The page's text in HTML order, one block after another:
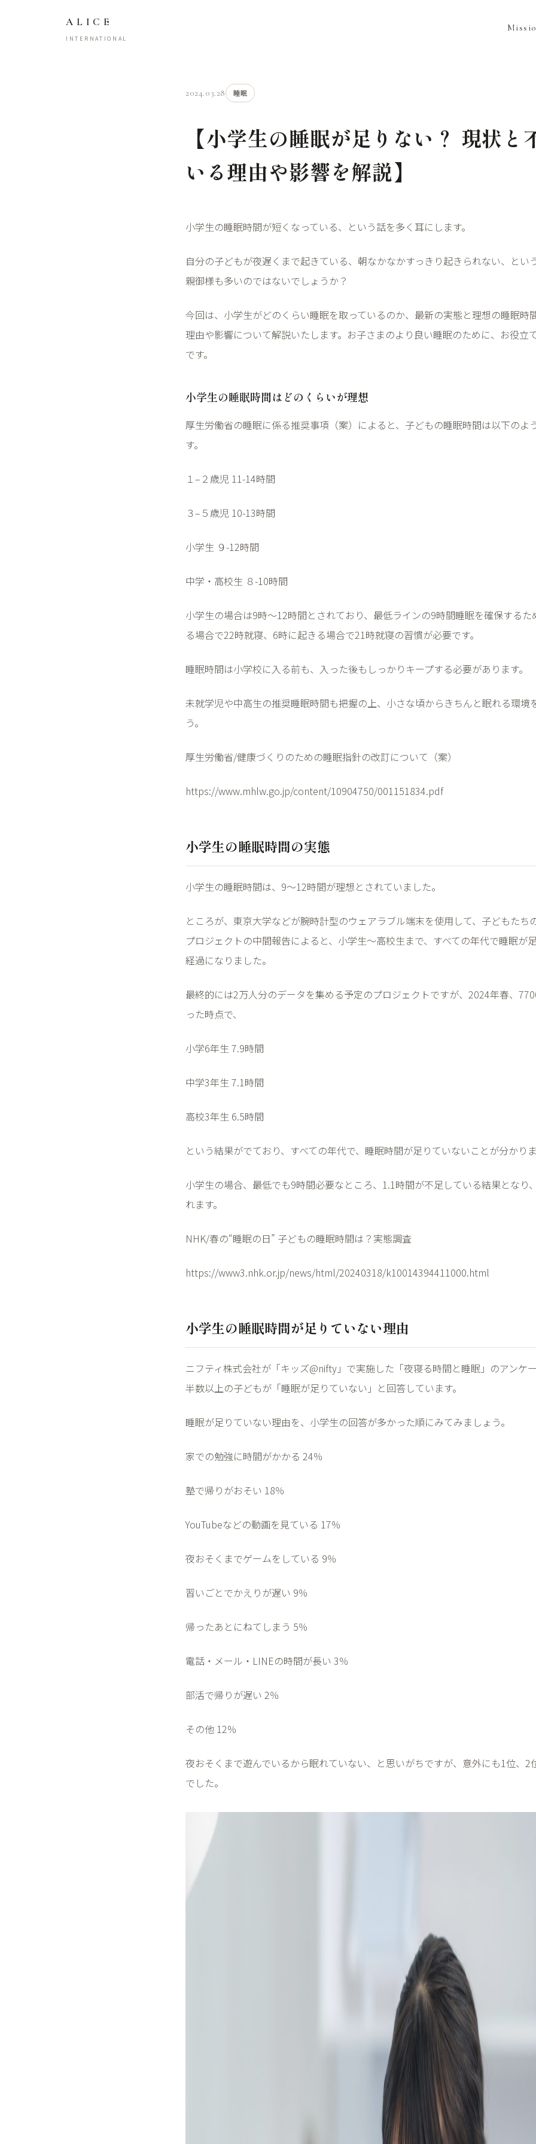
ALICE
INTERNATIONAL
2024.03.28 睡眠
【小学生の睡眠が足りない？ 現状と
いる理由や影響を解説】
小学生の睡眠時間が短くなっている、という話を多く耳にします。
自分の子どもが夜遅くまで起きている、朝なかなかすっきり起きられない、とい
親御様も多いのではないでしょうか？
今回は、小学生がどのくらい睡眠を取っているのか、最新の実態と理想の睡眠時
理由や影響について解説いたします。お子さまのより良い睡眠のために、お役立
です。
小学生の睡眠時間はどのくらいが理想
厚生労働省の睡眠に係る推奨事項（案）によると、子どもの睡眠時間は以下のよ
す。
１– ２歳児 11-14時間
３– ５歳児 10-13時間
小学生 ９-12時間
中学・高校生 ８-10時間
小学生の場合は9時～12時間とされており、最低ラインの9時間睡眠を確保するた
る場合で22時就寝、 6時に起きる場合で21時就寝の習慣が必要です。
睡眠時間は小学校に入る前も、入った後もしっかりキープする必要があります。
未就学児や中高生の推奨睡眠時間も把握の上、小さな頃からきちんと眠れる環境
う。
厚生労働省/健康づくりのための睡眠指針の改訂について（案）
https://www.mhlw.go.jp/content/10904750/001151834.pdf
小学生の睡眠時間の実態
小学生の睡眠時間は、 9～12時間が理想とされていました。
ところが、東京大学などが腕時計型のウェアラブル端末を使用して、子どもたち
プロジェクトの中間報告によると、小学生～高校生まで、すべての年代で睡眠が
経過になりました。
最終的には2万人分のデータを集める予定のプロジェクトですが、 2024年春、
った時点で、
小学6年生 7.9時間
中学3年生 7.1時間
高校3年生 6.5時間
という結果がでており、すべての年代で、睡眠時間が足りていないことが分かりま
小学生の場合、最低でも9時間必要なところ、 1.1時間が不足している結果となり
れます。
NHK/春の“睡眠の日” 子どもの睡眠時間は？実態調査
https://www3.nhk.or.jp/news/html/20240318/k10014394411000.html
小学生の睡眠時間が足りていない理由
ニフティ株式会社が「キッズ@nifty 」で実施した「夜寝る時間と睡眠」のアンケ
半数以上の子どもが「睡眠が足りていない」と回答しています。
睡眠が足りていない理由を、小学生の回答が多かった順にみてみましょう。
家での勉強に時間がかかる 24％
塾で帰りがおそい 18％
YouTubeなどの動画を見ている 17％
夜おそくまでゲームをしている 9％
習いごとでかえりが遅い 9％
帰ったあとにねてしまう 5％
電話・メール・ LINEの時間が長い 3％
部活で帰りが遅い 2％
その他 12％
夜おそくまで遊んでいるから眠れていない、と思いがちですが、意外にも1位、 2
でした。